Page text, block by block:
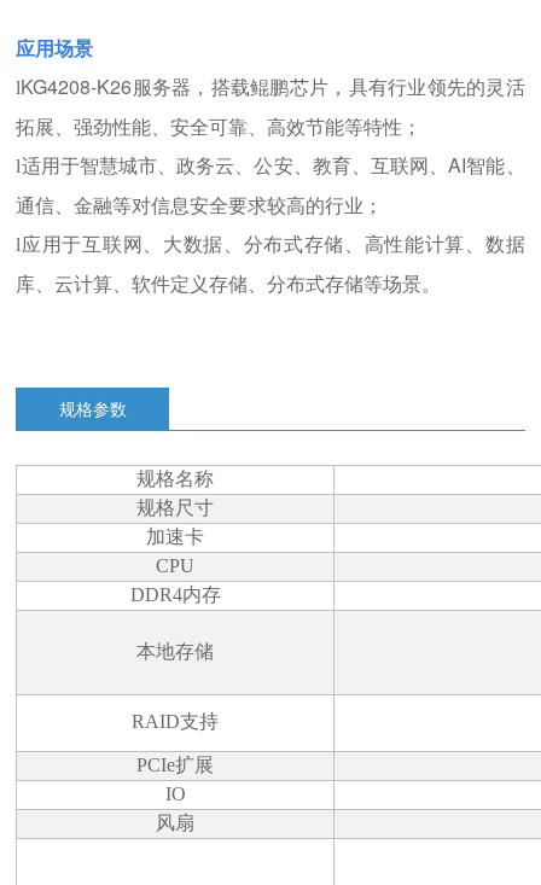
应用场景
lKG4208-K26服务器，搭载鲲鹏芯片，具有行业领先的灵活
拓展、强劲性能、安全可靠、高效节能等特性；
l适用于智慧城市、政务云、公安、教育、互联网、AI智能、
通信、金融等对信息安全要求较高的行业；
l应用于互联网、大数据、分布式存储、高性能计算、数据
库、云计算、软件定义存储、分布式存储等场景。
规格参数
规格名称
规格尺寸
加速卡
CPU
DDR4内存
本地存储
RAID支持
PCIe扩展
IO
风扇